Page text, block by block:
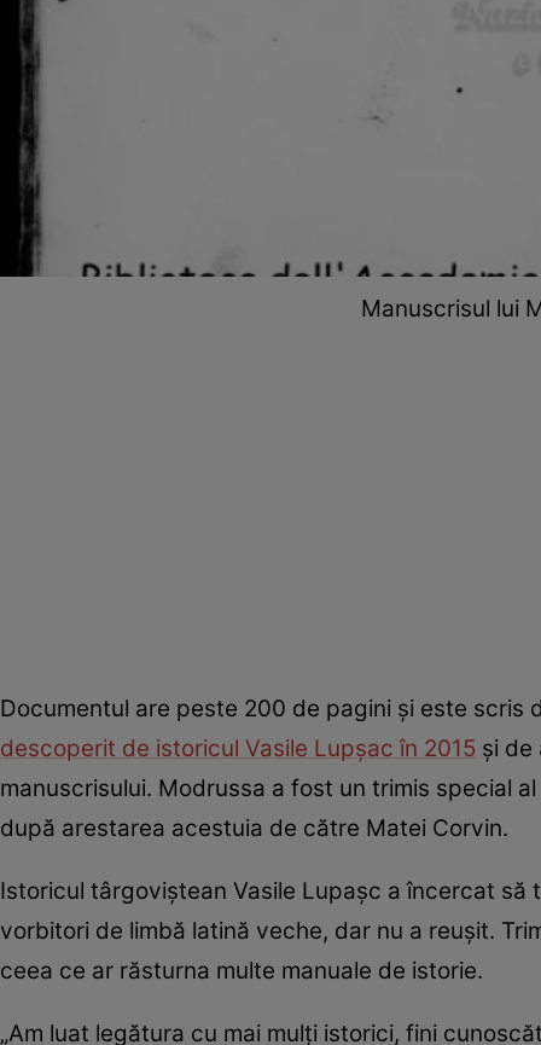
Manuscrisul lui
Documentul are peste 200 de pagini și este
descoperit de istoricul Vasile Lupșac în 2015 și de
manuscrisului. Modrussa a fost un trimis special
după arestarea acestuia de către Matei Corvin.
Istoricul târgoviștean Vasile Lupaşc a încercat
vorbitori de limbă latină veche, dar nu a reușit.
ceea ce ar răsturna multe manuale de istorie.
„Am luat legătura cu mai mulţi istorici, fini